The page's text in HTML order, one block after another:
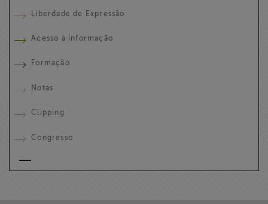
Liberdade de Expressão
Acesso à informação
Formação
Notas
Clipping
Congresso